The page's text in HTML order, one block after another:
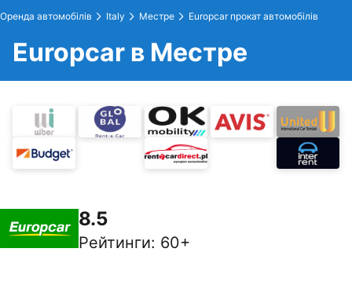
Оренда автомобілів Italy Местре Europcar прокат автомобілів
Europcar в Местре
8.5
Рейтинги: 60+